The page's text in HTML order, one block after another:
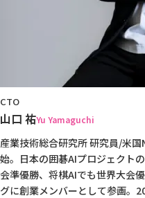
CTO
山口 祐Yu Yamaguchi
産業技術総合研究所 研究員/米
始。日本の囲碁AIプロジェクト
会準優勝、将棋AIでも世界大会
グに創業メンバーとして参画。